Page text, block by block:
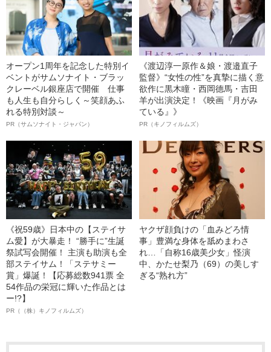
オープン1周年を記念した特別イ
ベントがサムソナイト・ブラッ
クレーベル銀座店で開催 仕事
も人生も自分らしく～笑顔あふ
れる特別対談～
PR（サムソナイト・ジャパン）
《渡辺淳一原作＆娘・渡邉直子
監督》“女性の性”を真摯に描く意
欲作に黒木瞳・西岡德馬・吉田
羊が出演決定！《映画『月がみ
ている』》
PR（キノフィルムズ）
《祝59歳》日本中の【ステイサ
ム愛】が大暴走！ “勝手に”生誕
祭試写会開催！ 主演も助演も全
部ステイサム！「ステサミー
賞」爆誕！【応募総数941票 全
54作品の栄冠に輝いた作品とは
ー!?】
PR（（株）キノフィルムズ）
ヤクザ顔負けの「血みどろ情
事」豊満な身体を舐めまわさ
れ…「自称16歳美少女」怪演
中、かたせ梨乃（69）の美しす
ぎる“熟れ方”